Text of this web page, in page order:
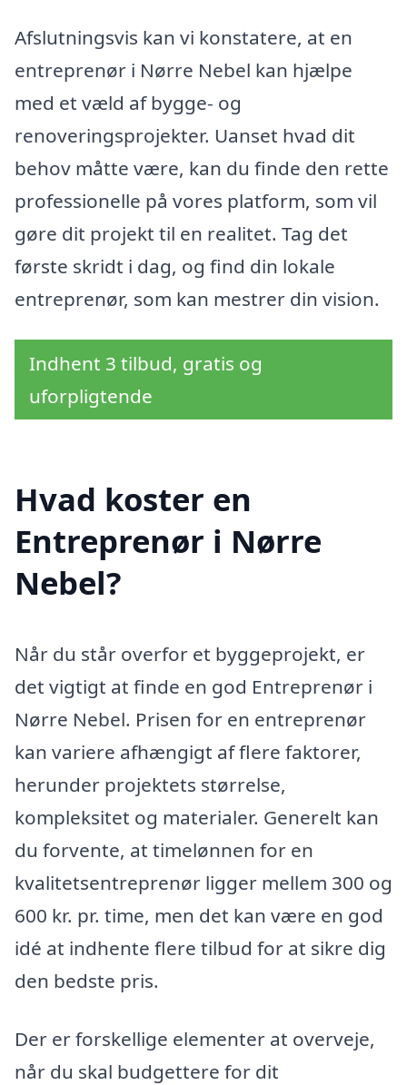
Afslutningsvis kan vi konstatere, at en
entreprenør i Nørre Nebel kan hjælpe
med et væld af bygge- og
renoveringsprojekter. Uanset hvad dit
behov måtte være, kan du finde den rette
professionelle på vores platform, som vil
gøre dit projekt til en realitet. Tag det
første skridt i dag, og find din lokale
entreprenør, som kan mestrer din vision.
Indhent 3 tilbud, gratis og
uforpligtende
Hvad koster en
Entreprenør i Nørre
Nebel?
Når du står overfor et byggeprojekt, er
det vigtigt at finde en god Entreprenør i
Nørre Nebel. Prisen for en entreprenør
kan variere afhængigt af flere faktorer,
herunder projektets størrelse,
kompleksitet og materialer. Generelt kan
du forvente, at timelønnen for en
kvalitetsentreprenør ligger mellem 300 og
600 kr. pr. time, men det kan være en god
idé at indhente flere tilbud for at sikre dig
den bedste pris.
Der er forskellige elementer at overveje,
når du skal budgettere for dit